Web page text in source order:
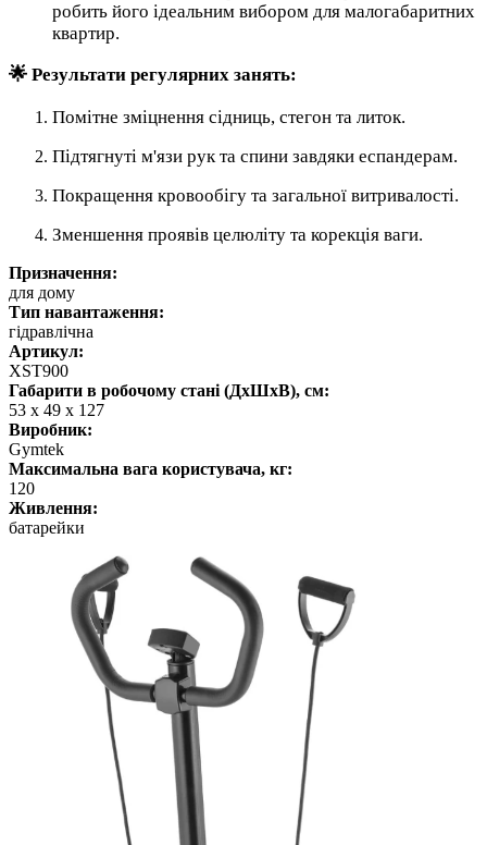
робить його ідеальним вибором для малогабаритних
квартир.
🌟 Результати регулярних занять:
Помітне зміцнення сідниць, стегон та литок.
Підтягнуті м'язи рук та спини завдяки еспандерам.
Покращення кровообігу та загальної витривалості.
Зменшення проявів целюліту та корекція ваги.
Призначення:
для дому
Тип навантаження:
гідравлічна
Артикул:
XST900
Габарити в робочому стані (ДхШхВ), см:
53 x 49 x 127
Виробник:
Gymtek
Максимальна вага користувача, кг:
120
Живлення:
батарейки